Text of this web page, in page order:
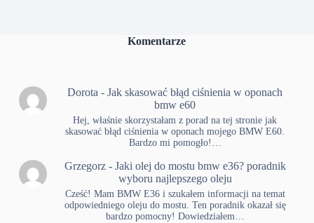
Komentarze
Dorota -Jak skasować błąd ciśnienia w oponach
bmw e60
Hej, właśnie skorzystałam z porad na tej stronie jak
skasować błąd ciśnienia w oponach mojego BMW E60.
Bardzo mi pomogło!…
Grzegorz- Jaki olej do mostu bmw e36? poradnik
wyboru najlepszego oleju
Cześć! Mam BMW E36 i szukałem informacji na temat
odpowiedniego oleju do mostu. Ten poradnik okazał się
bardzo pomocny! Dowiedziałem…